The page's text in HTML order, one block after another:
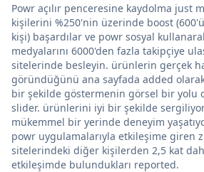
Powr açılır penceresine kaydolma just
kişilerini %250'nin üzerinde boost
kişi) başardılar ve powr sosyal
medyalarını 6000'den fazla takipçiye
sitelerinde besleyin. ürünlerin gerçek
göründüğünü ana sayfada added
bir şekilde göstermenin görsel bir yolu
slider. ürünlerini iyi bir şekilde
mükemmel bir yerinde deneyim
powr uygulamalarıyla etkileşime giren
sitelerindeki diğer kişilerden 2,5 kat
etkileşimde bulundukları reported.